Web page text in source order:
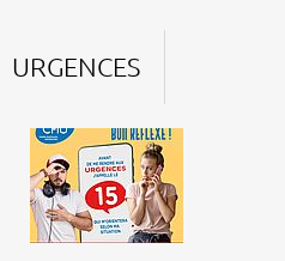
URGENCES